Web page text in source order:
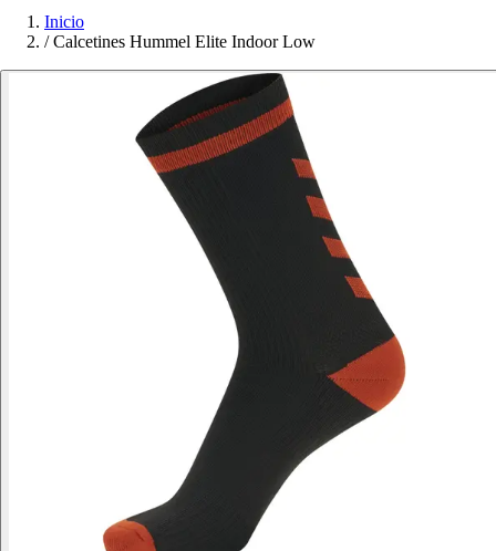
Inicio
/ Calcetines Hummel Elite Indoor Low